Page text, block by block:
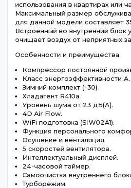
использования в квартирах или
Максимальный размер
для данной модели составляет
Встроенный во внутренний блок
очищает воздух от неприятных
Особенности и преимущества:
Компрессор постоянной
Класс энергоэффективности А.
Зимний комплект (-30).
Хладагент R410a.
Уровень шума от 23 дБ(А).
4D Air Flow.
WiFi подготовка (SIW02A1).
Функция персонального
Осушение и вентиляция.
5 скоростей вентилятора.
Интеллектуальный дисплей.
24-часовой таймер.
Самоочистка внутреннего
Турборежим.